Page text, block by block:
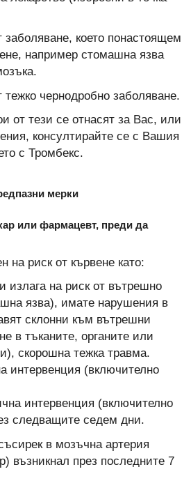
заболяване, което понастоящем
например стомашна язва
тежко чернодробно заболяване.
от тези се отнасят за Вас, или
консултирайте се с Вашия
с Тромбекс.
мерки
или фармацевт, преди да
на риск от кървене като:
излага на риск от вътрешно
язва), имате нарушения в
склонни към вътрешни
в тъканите, органите или
скорошна тежка травма.
интервенция (включително
интервенция (включително
следващите седем дни.
в мозъчна артерия
възникнал през последните 7